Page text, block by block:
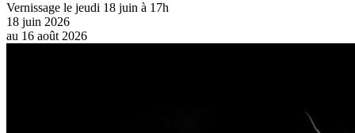
Vernissage le jeudi 18 juin à 17h
18 juin 2026
au 16 août 2026